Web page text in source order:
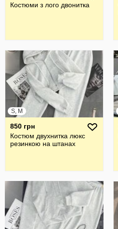
Костюми з лого двонитка
S, M
850 грн
Костюм двухнитка люкс
резинкою на штанах